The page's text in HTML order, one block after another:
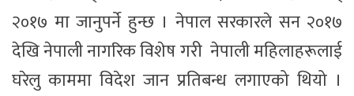
२०१७ मा जानुपर्ने हुन्छ । नेपाल सरकारले सन २०१७
देखि नेपाली नागरिक विशेष गरी नेपाली महिलाहरूलाई
घरेलु काममा विदेश जान प्रतिबन्ध लगाएको थियो ।